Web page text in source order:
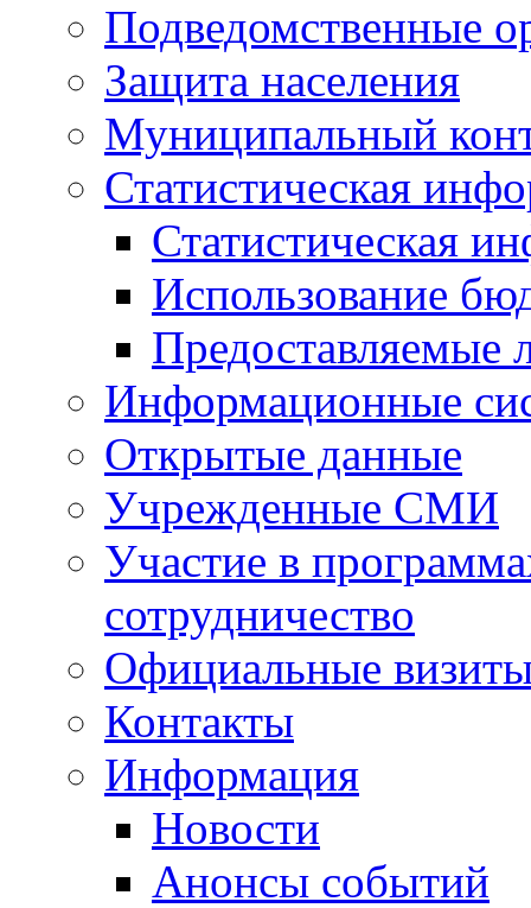
Подведомственные
Защита населения
Муниципальный
Статистическая
Статистическая
Использование
Предоставляемые
Информационные
Открытые данные
Учрежденные СМИ
Участие в
сотрудничество
Официальные
Контакты
Информация
Новости
Анонсы событий